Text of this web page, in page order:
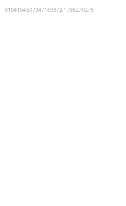
9194104507947169372:1786270275